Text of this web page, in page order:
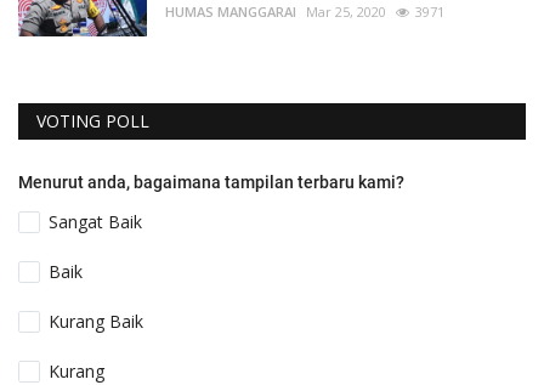
HUMAS MANGGARAI Mar 25, 2020 3971
VOTING POLL
Menurut anda, bagaimana tampilan terbaru kami?
Sangat Baik
Baik
Kurang Baik
Kurang